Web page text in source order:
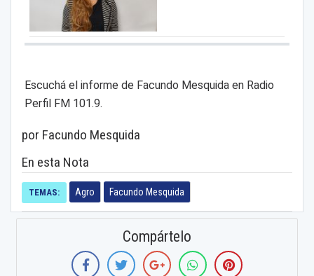
Escuchá el informe de Facundo Mesquida en Radio
Perfil FM 101.9.
por Facundo Mesquida
En esta Nota
TEMAS: Agro Facundo Mesquida
Compártelo